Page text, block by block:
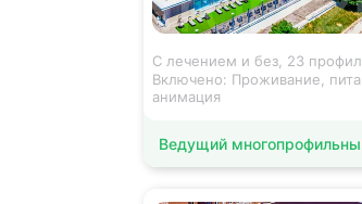
С лечением и без, 23
Включено: Проживание,
анимация
Ведущий